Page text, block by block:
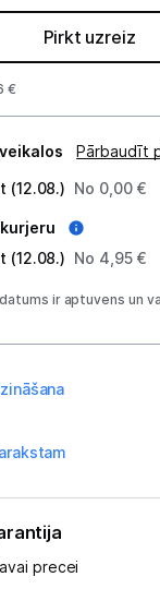
pagatavošana
tehnika
kopšana
apmaksa
Pirkt uzreiz
€
Pārbaudīt
(12.08.) No 0,00 €
(12.08.) No 4,95 €
ir aptuvens un
precei